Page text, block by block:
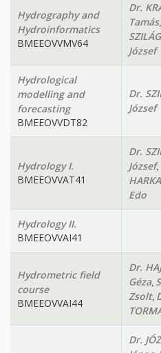
Hydrography and
Hydroinformatics
BMEEOVVMV64
Dr.
Tamás,
József
Hydrological
modelling and
forecasting
BMEEOVVDT82
Dr.
József
Hydrology I.
BMEEOVVAT41
Dr.
József,
Edo
Hydrology II.
BMEEOVVAI41
Hydrometric field
course
BMEEOVVAI44
Dr.
Géza,
Zsolt,
Dr.